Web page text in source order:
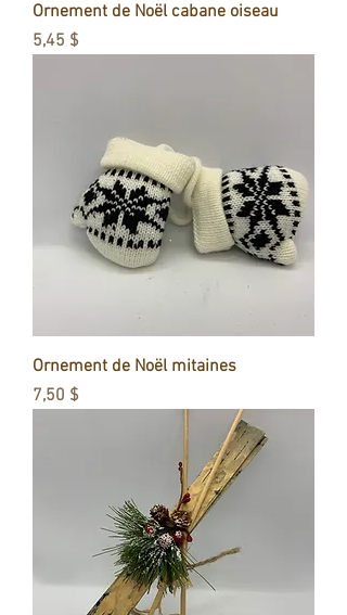
Ornement de Noël cabane oiseau
Prix
5,45 $
Ornement de Noël mitaines
Prix
7,50 $